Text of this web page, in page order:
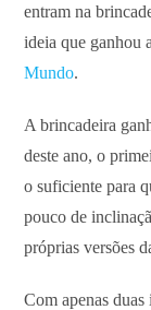
entram na
ideia que ganhou
Mundo.
A brincadeira
deste ano, o
o suficiente para
pouco de
próprias versões
Com apenas